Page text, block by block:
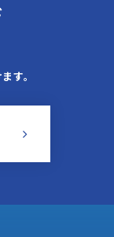
す。